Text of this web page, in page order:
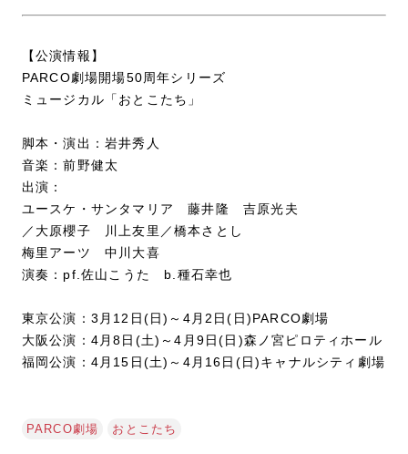
【公演情報】
PARCO劇場開場50周年シリーズ
ミュージカル「おとこたち」
脚本・演出：岩井秀人
音楽：前野健太
出演：
ユースケ・サンタマリア 藤井隆 吉原光夫
／大原櫻子 川上友里／橋本さとし
梅里アーツ 中川大喜
演奏：pf.佐山こうた b.種石幸也
東京公演：3月12日(日)～4月2日(日)PARCO劇場
大阪公演：4月8日(土)～4月9日(日)森ノ宮ピロティホール
福岡公演：4月15日(土)～4月16日(日)キャナルシティ劇場
PARCO劇場 おとこたち